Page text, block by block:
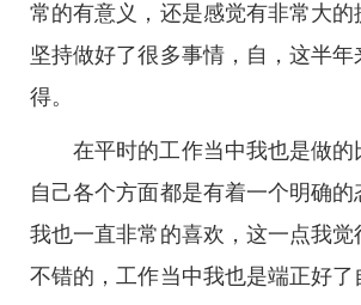
常的有意义，还是感觉有非常大的
坚持做好了很多事情，自，这半
得。
在平时的工作当中我也是做
自己各个方面都是有着一个明确
我也一直非常的喜欢，这一点我觉
不错的，工作当中我也是端正好